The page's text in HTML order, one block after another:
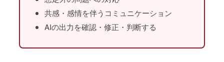
共感・感情を伴うコミュニケーション
AIの出力を確認・修正・判断する